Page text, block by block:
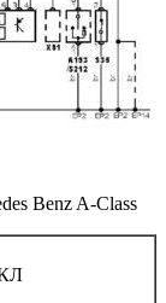
Benz A-Class